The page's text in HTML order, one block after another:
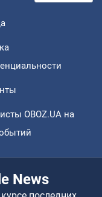
OBOZ.UA на
News